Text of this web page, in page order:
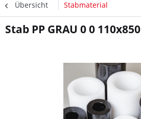
Übersicht Stabmaterial
Stab PP GRAU 0 0 110x850